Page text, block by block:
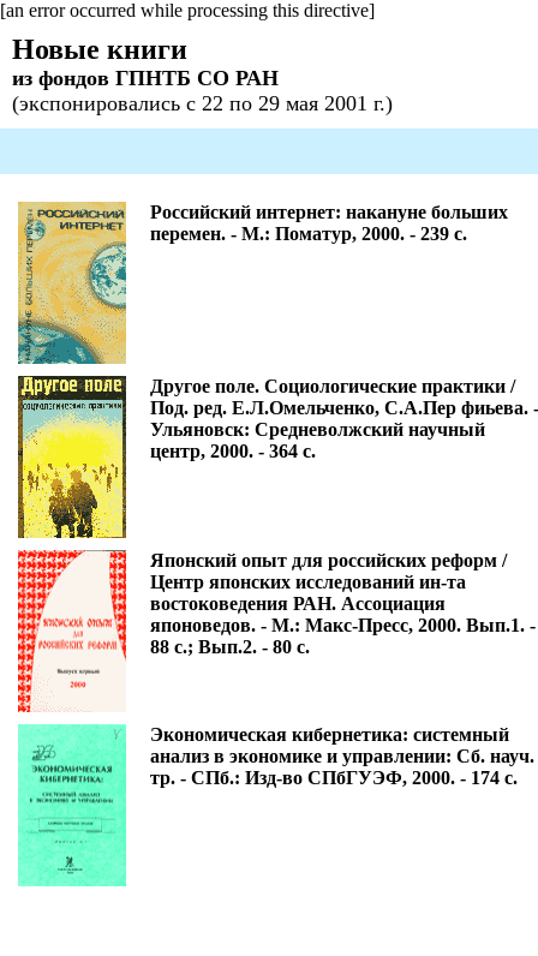
[an error occurred while processing this directive]
Новые книги
из фондов ГПНТБ СО РАН
(экспонировались с 22 по 29 мая 2001 г.)
Российский интернет: накануне больших
перемен. - М.: Поматур, 2000. - 239 с.
Другое поле. Социологические практики /
Под. ред. Е.Л.Омельченко, С.А.Пер фиьева. -
Ульяновск: Средневолжский научный
центр, 2000. - 364 с.
Японский опыт для российских реформ /
Центр японских исследований ин-та
востоковедения РАН. Ассоциация
японоведов. - М.: Макс-Пресс, 2000. Вып.1. -
88 с.; Вып.2. - 80 с.
Экономическая кибернетика: системный
анализ в экономике и управлении: Сб. науч.
тр. - СПб.: Изд-во СПбГУЭФ, 2000. - 174 с.